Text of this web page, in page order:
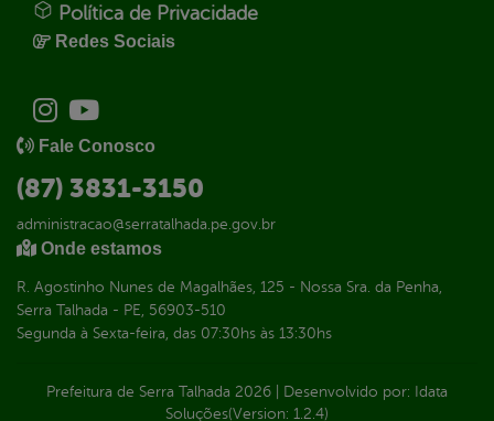
Política de Privacidade
Redes Sociais
Fale Conosco
(87) 3831-3150
administracao@serratalhada.pe.gov.br
Onde estamos
R. Agostinho Nunes de Magalhães, 125 - Nossa Sra. da Penha,
Serra Talhada - PE, 56903-510
Segunda à Sexta-feira, das 07:30hs às 13:30hs
Prefeitura de Serra Talhada 2026 Desenvolvido por: Idata
Soluções(Version: 1.2.4)